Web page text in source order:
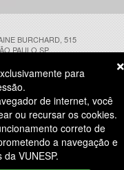
BURCHARD, 515
PAULO SP
A FUNDAÇÃO VUNESP. | V 2026.08.04-1
DESENVOLVIMENTO FUNDAÇÃO VUNESP
para
de internet, você
ou recursar os cookies.
correto de
a navegação e
VUNESP.